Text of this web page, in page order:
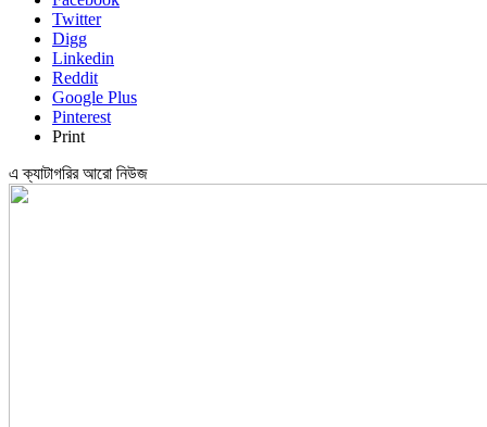
Twitter
Digg
Linkedin
Reddit
Google Plus
Pinterest
Print
এ ক্যাটাগরির আরো নিউজ